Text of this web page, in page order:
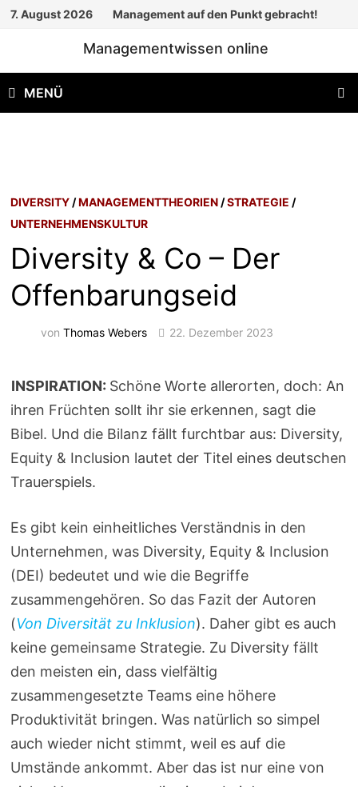
Zum
7. August 2026 Management auf den Punkt gebracht!
Managementwissen online
MENÜ
DIVERSITY /MANAGEMENTTHEORIEN /STRATEGIE /
UNTERNEHMENSKULTUR
Diversity & Co – Der
Offenbarungseid
vonThomas Webers 22. Dezember 2023
INSPIRATION: Schöne Worte allerorten, doch: An
ihren Früchten sollt ihr sie erkennen, sagt die
Bibel. Und die Bilanz fällt furchtbar aus: Diversity,
Equity & Inclusion lautet der Titel eines deutschen
Trauerspiels.
Es gibt kein einheitliches Verständnis in den
Unternehmen, was Diversity, Equity & Inclusion
(DEI) bedeutet und wie die Begriffe
zusammengehören. So das Fazit der Autoren
(Von Diversität zu Inklusion). Daher gibt es auch
keine gemeinsame Strategie. Zu Diversity fällt
den meisten ein, dass vielfältig
zusammengesetzte Teams eine höhere
Produktivität bringen. Was natürlich so simpel
auch wieder nicht stimmt, weil es auf die
Umstände ankommt. Aber das ist nur eine von